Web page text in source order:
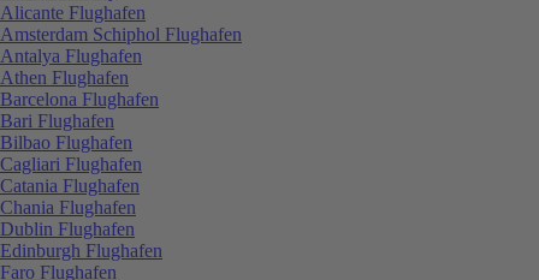
Alicante Flughafen
Amsterdam Schiphol Flughafen
Antalya Flughafen
Athen Flughafen
Barcelona Flughafen
Bari Flughafen
Bilbao Flughafen
Cagliari Flughafen
Catania Flughafen
Chania Flughafen
Dublin Flughafen
Edinburgh Flughafen
Faro Flughafen